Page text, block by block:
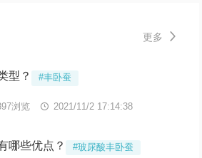
更多 
型？ #丰卧蚕
浏览  2021/11/2 17:14:38
哪些优点？ #玻尿酸丰卧蚕